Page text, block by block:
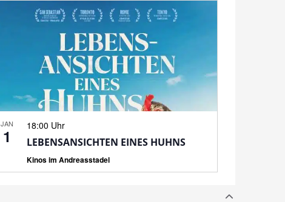
JAN
1
18:00 Uhr
LEBENSANSICHTEN EINES HUHNS
Kinos im Andreasstadel